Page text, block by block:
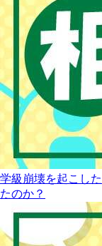
学級崩壊を起こし
たのか？